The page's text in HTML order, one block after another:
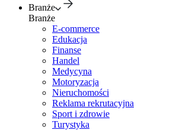
Branże
Branże
E-commerce
Edukacja
Finanse
Handel
Medycyna
Motoryzacja
Nieruchomości
Reklama rekrutacyjna
Sport i zdrowie
Turystyka